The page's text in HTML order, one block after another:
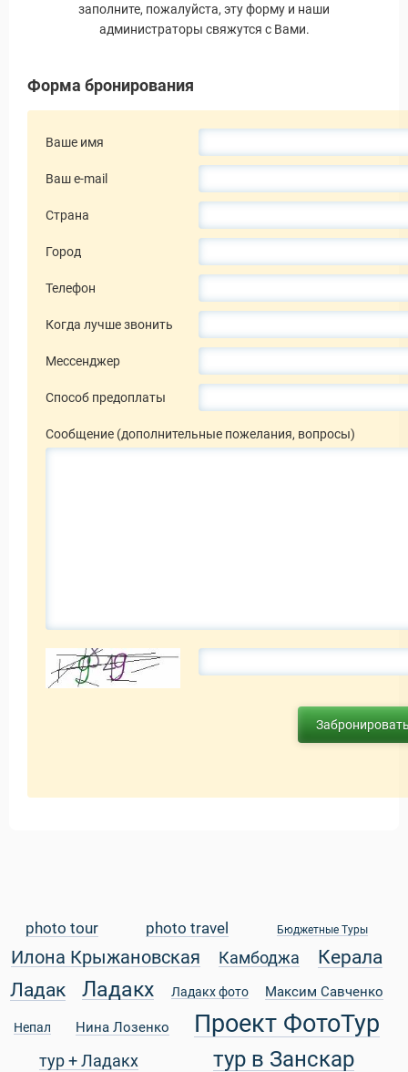
заполните, пожалуйста, эту форму и наши
администраторы свяжутся с Вами.
Форма бронирования
Ваше имя
Ваш e-mail
Страна
Город
Телефон
Когда лучше звонить
Мессенджер
Способ предоплаты
Сообщение (дополнительные пожелания, вопросы)
photo tour photo travel Бюджетные Туры
Илона Крыжановская Камбоджа
Керала
Ладак
Ладакх Ладакх фото Максим Савченко
Непал Нина Лозенко Проект ФотоТур
тур + Ладакх тур в Занскар